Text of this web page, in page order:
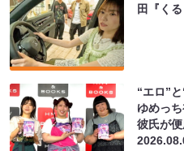
田『く
“エロ”
ゆめっ
彼氏が